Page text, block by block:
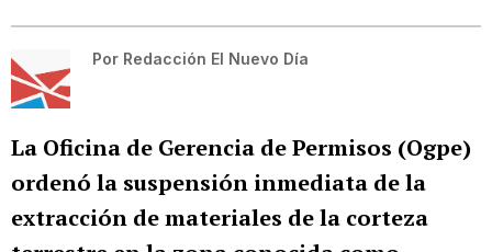
Por Redacción El Nuevo Día
La Oficina de Gerencia de Permisos (Ogpe)
ordenó la suspensión inmediata de la
extracción de materiales de la corteza